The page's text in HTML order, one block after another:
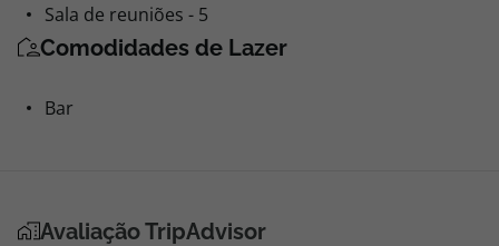
Sala de reuniões - 5
Comodidades de Lazer
Bar
Avaliação TripAdvisor